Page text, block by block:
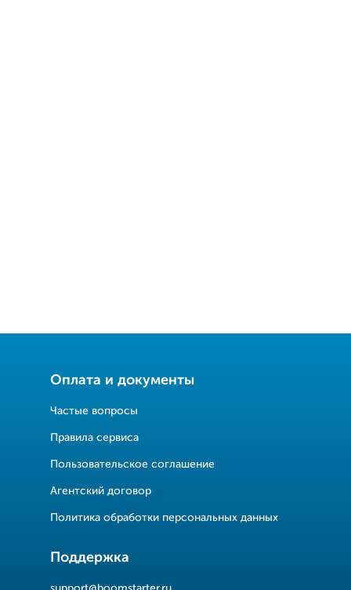
Оплата и документы
Частые вопросы
Правила сервиса
Пользовательское соглашение
Агентский договор
Политика обработки персональных данных
Поддержка